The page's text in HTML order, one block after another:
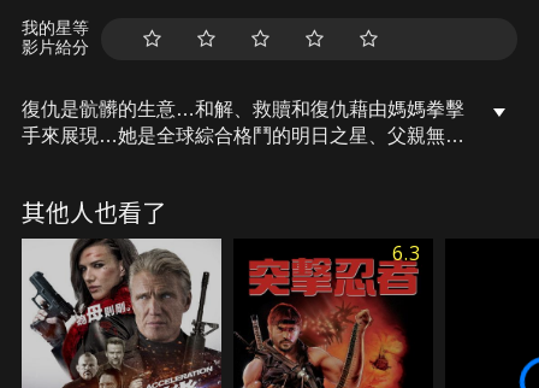
我的星等
影片給分
復仇是骯髒的生意…和解、救贖和復仇藉由媽媽拳擊
手來展現…她是全球綜合格鬥的明日之星、父親無故
其他人也看了
6.3